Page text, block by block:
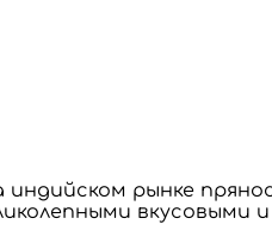
индийском рынке
вкусовыми